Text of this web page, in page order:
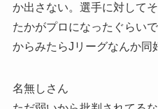
か出さない。選手に対して
たかがプロになったぐらい
からみたらJリーグなんか同
名無しさん